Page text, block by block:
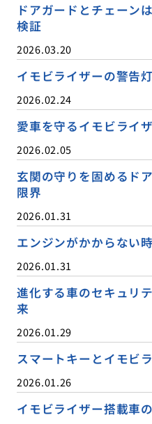
ドアガードとチェーン
検証
2026.03.20
イモビライザーの警告
2026.02.24
愛車を守るイモビライ
2026.02.05
玄関の守りを固めるド
限界
2026.01.31
エンジンがかからない
2026.01.31
進化する車のセキュリ
来
2026.01.29
スマートキーとイモビ
2026.01.26
イモビライザー搭載車